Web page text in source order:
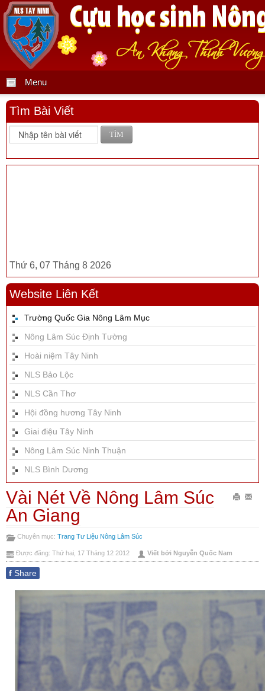
Menu
Tìm Bài Viết
TÌM
Thứ 6, 07 Tháng 8 2026
Website Liên Kết
Trường Quốc Gia Nông Lâm Mục
Nông Lâm Súc Định Tường
Hoài niệm Tây Ninh
NLS Bảo Lộc
NLS Cần Thơ
Hội đồng hương Tây Ninh
Giai điệu Tây Ninh
Nông Lâm Súc Ninh Thuận
NLS Bình Dương
Vài Nét Về Nông Lâm Súc
An Giang
Chuyên mục: Trang Tư Liệu Nông Lâm Súc
Được đăng: Thứ hai, 17 Tháng 12 2012 Viết bởi Nguyễn Quốc Nam
f Share